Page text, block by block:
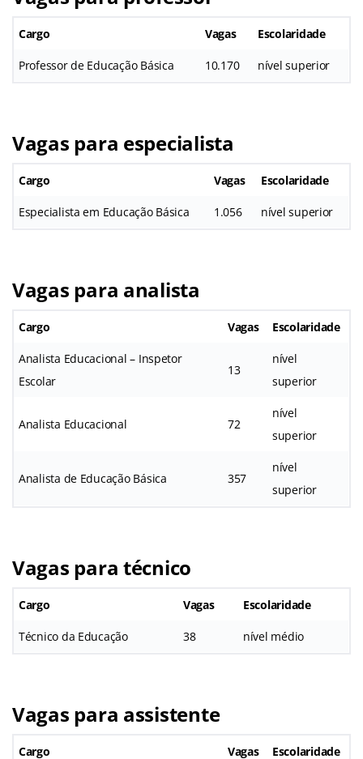
Cargo Vagas Escolaridade
Professor de Educação Básica 10.170 nível superior
Vagas para especialista
Cargo Vagas Escolaridade
Especialista em Educação Básica 1.056 nível superior
Vagas para analista
Cargo Vagas Escolaridade
Analista Educacional – Inspetor
Escolar
13
nível
superior
Analista Educacional 72
nível
superior
Analista de Educação Básica 357
nível
superior
Vagas para técnico
Cargo Vagas Escolaridade
Técnico da Educação 38 nível médio
Vagas para assistente
Cargo Vagas Escolaridade